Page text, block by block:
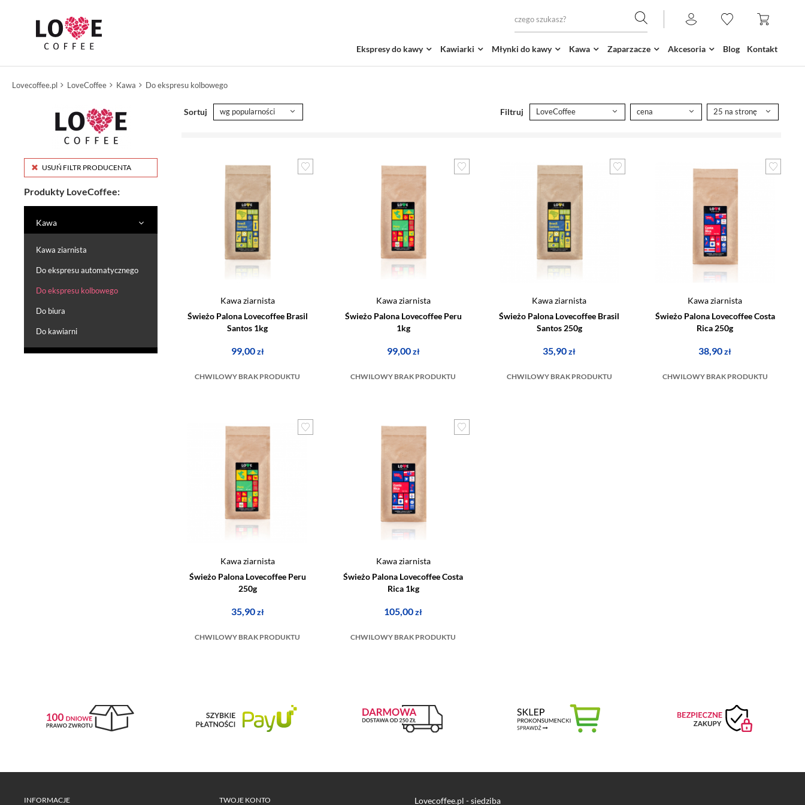
Ekspresy do kawy Kawiarki Młynki do kawy Kawa Zaparzacze Akcesoria Blog Kontakt
Lovecoffee.pl LoveCoffee Kawa Do ekspresu kolbowego
USUŃ FILTR PRODUCENTA
Produkty LoveCoffee:
Kawa
Kawa ziarnista
Do ekspresu automatycznego
Do ekspresu kolbowego
Do biura
Do kawiarni
Sortuj wg popularności Filtruj LoveCoffee cena 25 na stronę
Kawa ziarnista
Świeżo Palona Lovecoffee Brasil
Santos 1kg
99,00zł
CHWILOWY BRAK PRODUKTU
Kawa ziarnista
Świeżo Palona Lovecoffee Peru
1kg
99,00zł
CHWILOWY BRAK PRODUKTU
Kawa ziarnista
Świeżo Palona Lovecoffee Brasil
Santos 250g
35,90zł
CHWILOWY BRAK PRODUKTU
Kawa ziarnista
Świeżo Palona Lovecoffee Costa
Rica 250g
38,90zł
CHWILOWY BRAK PRODUKTU
Kawa ziarnista
Świeżo Palona Lovecoffee Peru
250g
35,90zł
CHWILOWY BRAK PRODUKTU
Kawa ziarnista
Świeżo Palona Lovecoffee Costa
Rica 1kg
105,00zł
CHWILOWY BRAK PRODUKTU
INFORMACJE TWOJE KONTO Lovecoffee.pl - siedziba